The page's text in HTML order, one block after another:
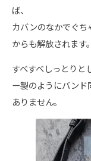
ば、
カバンのなかでぐち
からも解放されます。
すべすべしっとりと
ー製のようにバンド
ありません。